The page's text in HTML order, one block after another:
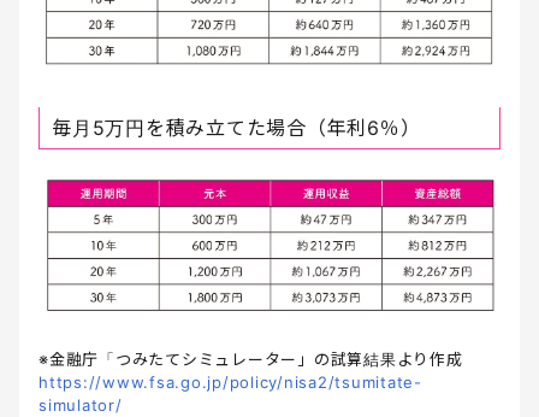
毎月5万円を積み立てた場合（年利6％）
※金融庁「つみたてシミュレーター」の試算結果より作成
https://www.fsa.go.jp/policy/nisa2/tsumitate-
simulator/